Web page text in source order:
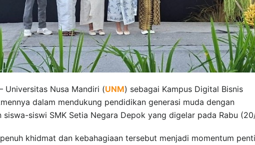
Universitas Nusa Mandiri (UNM) sebagai Kampus Digital Bisnis
dalam mendukung pendidikan generasi muda dengan
siswa-siswi SMK Setia Negara Depok yang digelar pada Rabu
khidmat dan kebahagiaan tersebut menjadi momentum